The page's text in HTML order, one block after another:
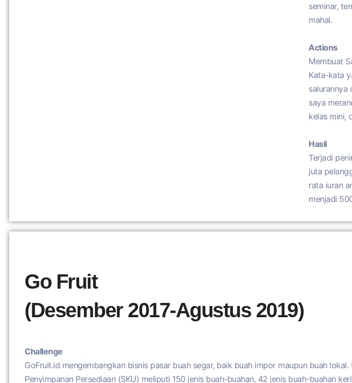
seminar,
mahal.
Actions
Membuat
Kata-kata
salurannya
saya
kelas mini,
Hasil
Terjadi
juta
rata iuran
menjadi
Go Fruit
(Desember 2017-Agustus 2019)
Challenge
GoFruit.id mengembangkan bisnis pasar buah segar, baik buah impor maupun buah lokal.
Penyimpanan Persediaan (SKU) meliputi 150 jenis buah-buahan, 42 jenis buah-buahan